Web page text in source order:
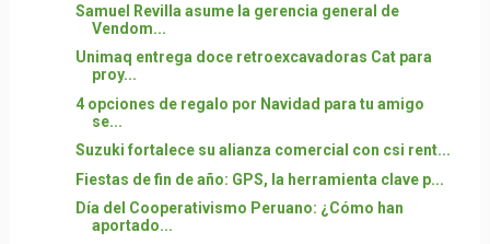
Samuel Revilla asume la gerencia general de
Vendom...
Unimaq entrega doce retroexcavadoras Cat para
proy...
4 opciones de regalo por Navidad para tu amigo
se...
Suzuki fortalece su alianza comercial con csi rent...
Fiestas de fin de año: GPS, la herramienta clave p...
Día del Cooperativismo Peruano: ¿Cómo han
aportado...